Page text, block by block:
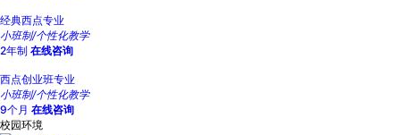
经典西点专业
小班制/个性化教学
2年制 在线咨询
西点创业班专业
小班制/个性化教学
9个月 在线咨询
校园环境